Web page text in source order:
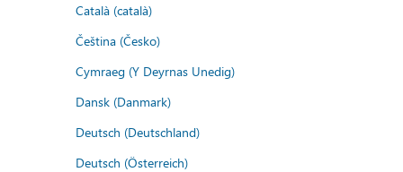
Català (català)
Čeština (Česko)
Cymraeg (Y Deyrnas Unedig)
Dansk (Danmark)
Deutsch (Deutschland)
Deutsch (Österreich)